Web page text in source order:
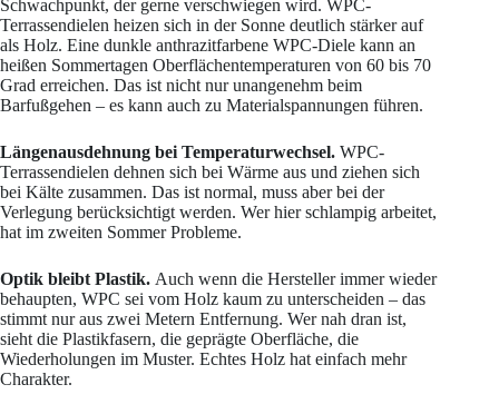
Schwachpunkt, der gerne verschwiegen wird. WPC-
Terrassendielen heizen sich in der Sonne deutlich stärker auf
als Holz. Eine dunkle anthrazitfarbene WPC-Diele kann an
heißen Sommertagen Oberflächentemperaturen von 60 bis 70
Grad erreichen. Das ist nicht nur unangenehm beim
Barfußgehen – es kann auch zu Materialspannungen führen.
Längenausdehnung bei Temperaturwechsel. WPC-
Terrassendielen dehnen sich bei Wärme aus und ziehen sich
bei Kälte zusammen. Das ist normal, muss aber bei der
Verlegung berücksichtigt werden. Wer hier schlampig arbeitet,
hat im zweiten Sommer Probleme.
Optik bleibt Plastik. Auch wenn die Hersteller immer wieder
behaupten, WPC sei vom Holz kaum zu unterscheiden – das
stimmt nur aus zwei Metern Entfernung. Wer nah dran ist,
sieht die Plastikfasern, die geprägte Oberfläche, die
Wiederholungen im Muster. Echtes Holz hat einfach mehr
Charakter.